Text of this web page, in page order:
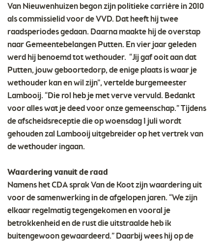
Van Nieuwenhuizen begon zijn politieke carrière in 2010
als commissielid voor de VVD. Dat heeft hij twee
raadsperiodes gedaan. Daarna maakte hij de overstap
naar Gemeentebelangen Putten. En vier jaar geleden
werd hij benoemd tot wethouder. “Jij gaf ooit aan dat
Putten, jouw geboortedorp, de enige plaats is waar je
wethouder kan en wil zijn”, vertelde burgemeester
Lambooij. “Die rol heb je met verve vervuld. Bedankt
voor alles wat je deed voor onze gemeenschap.” Tijdens
de afscheidsreceptie die op woensdag 1 juli wordt
gehouden zal Lambooij uitgebreider op het vertrek van
de wethouder ingaan.
Waardering vanuit de raad
Namens het CDA sprak Van de Koot zijn waardering uit
voor de samenwerking in de afgelopen jaren. “We zijn
elkaar regelmatig tegengekomen en vooral je
betrokkenheid en de rust die uitstraalde heb ik
buitengewoon gewaardeerd.” Daarbij wees hij op de